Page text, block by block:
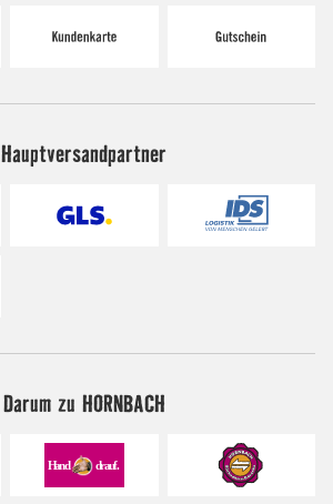
Hauptversandpartner
Darum zu HORNBACH